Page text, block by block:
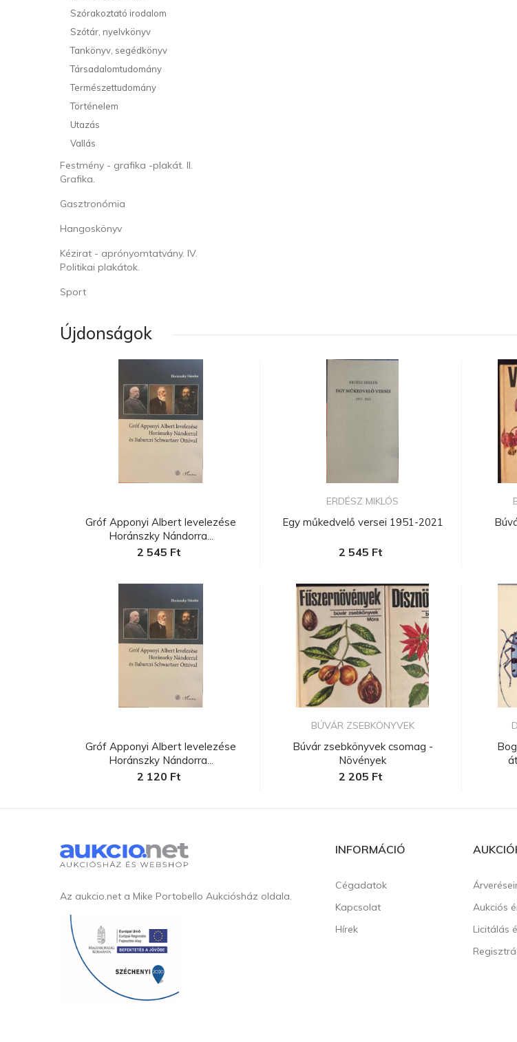
Szórakoztató irodalom
Szótár, nyelvkönyv
Tankönyv, segédkönyv
Társadalomtudomány
Természettudomány
Történelem
Utazás
Vallás
Festmény - grafika -plakát. II.
Grafika.
Gasztronómia
Hangoskönyv
Kézirat - aprónyomtatvány. IV.
Politikai plakátok.
Sport
Újdonságok
Gróf Apponyi Albert levelezése
Horánszky Nándorra...
2 545 Ft
Gróf Apponyi Albert levelezése
Horánszky Nándorra...
2 120 Ft
ERDÉSZ MIKLÓS
Egy műkedvelő versei 1951-2021
2 545 Ft
BÚVÁR ZSEBKÖNYVEK
Búvár zsebkönyvek csomag -
Növények
2 205 Ft
Az aukcio.net a Mike Portobello Aukciósház oldala.
INFORMÁCIÓ
Cégadatok
Kapcsolat
Hírek
Aukciós
Licitálás